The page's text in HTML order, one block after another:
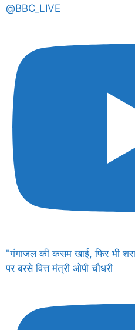
@BBC_LIVE
"गंगाजल की कसम खाई, फिर भी
पर बरसे वित्त मंत्री ओपी चौधरी